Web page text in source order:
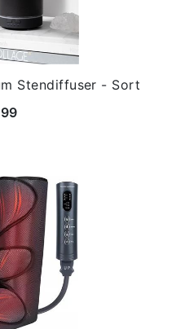
Stendiffuser - Sort